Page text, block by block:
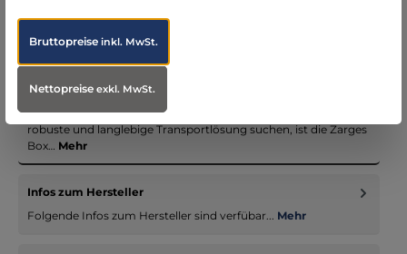
Beschreibung
Zarges Box Aluminium Box - 60 L, 'Mini Plus' Wenn Sie eine
robuste und langlebige Transportlösung suchen, ist die Zarges
Box… Mehr
Infos zum Hersteller
Folgende Infos zum Hersteller sind verfübar... Mehr
Bruttopreiseinkl. MwSt.
Nettopreiseexkl. MwSt.